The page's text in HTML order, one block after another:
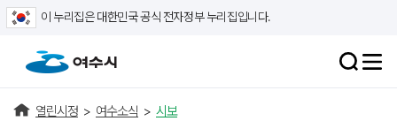
이 누리집은 대한민국 공식 전자정부 누리집입니다.
열린시정 > 여수소식 > 시보